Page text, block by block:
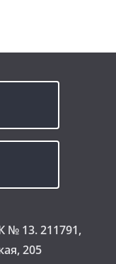
№ 13. 211791,
205